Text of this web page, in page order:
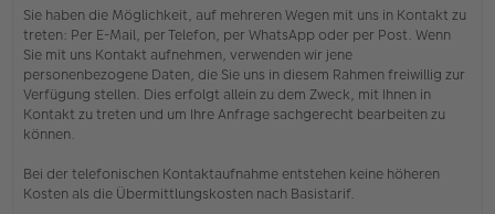
Sie haben die Möglichkeit, auf mehreren Wegen mit uns in Kontakt zu
treten: Per E-Mail, per Telefon, per WhatsApp oder per Post. Wenn
Sie mit uns Kontakt aufnehmen, verwenden wir jene
personenbezogene Daten, die Sie uns in diesem Rahmen freiwillig zur
Verfügung stellen. Dies erfolgt allein zu dem Zweck, mit Ihnen in
Kontakt zu treten und um Ihre Anfrage sachgerecht bearbeiten zu
können.
Bei der telefonischen Kontaktaufnahme entstehen keine höheren
Kosten als die Übermittlungskosten nach Basistarif.